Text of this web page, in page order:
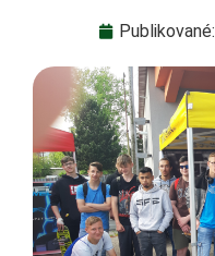
Publikované: